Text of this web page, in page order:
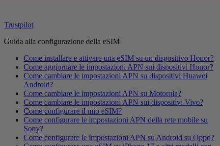
Trustpilot
Guida alla configurazione della eSIM
Come installare e attivare una eSIM su un dispositivo Honor?
Come aggiornare le impostazioni APN sui dispositivi Honor?
Come cambiare le impostazioni APN su dispositivi Huawei
Android?
Come cambiare le impostazioni APN su Motorola?
Come cambiare le impostazioni APN sui dispositivi Vivo?
Come configurare il mio eSIM?
Come configurare le impostazioni APN della rete mobile su
Sony?
Come configurare le impostazioni APN su Android su Oppo?